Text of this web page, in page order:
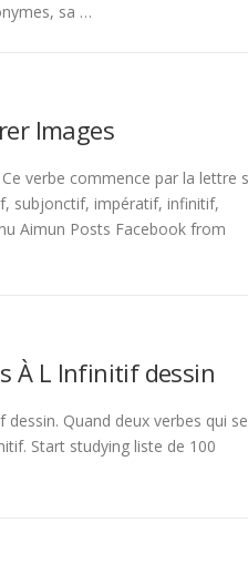
sa …
Images
verbe commence par la lettre
subjonctif, impératif, infinitif,
Aimun Posts Facebook from
À L Infinitif dessin
Quand deux verbes qui se
Start studying liste de 100